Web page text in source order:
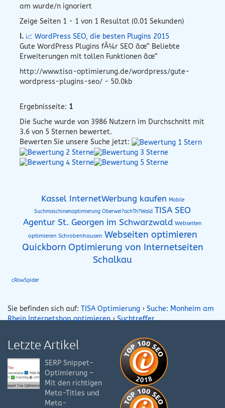
am wurde/n ignoriert
Zeige Seiten 1 - 1 von 1 Resultat (0.01 Sekunden)
I. 📈 WordPress SEO, die besten Plugins 2015
Gute WordPress Plugins fÃ¼r SEO âœ“ Beliebte
Erweiterungen mit tollen Funktionen âœ“
http://www.tisa-optimierung.de/wordpress/gute-
wordpress-plugins-seo/ - 50.0kb
Ergebnisseite: 1
Die Suche wurde von 3986 Nutzern im Durchschnitt mit
3.6 von 5 Sternen bewertet.
Bewerten Sie unsere Suche jetzt:
Kassel InternetWerbung kaufen Mobile
Suchmaschinenoptimierung Oberwei?achTh?Wald TISA SEO
Agentur St. Georgen im Schwarzwald Webseiten
optimieren Schrobenhausen Webseiten optimieren
Quickborn Optimierung von Internetseiten
Schalkau
cRowSpider
Sie befinden sich auf: TISA Optimierung › Suche: Monheim am
Rhein Internetshop optimieren›Suchtreffer
Letzte Artikel
SERP Snippet-
Optimierung –
Mit den richtigen
Meta-Titles und
Meta-